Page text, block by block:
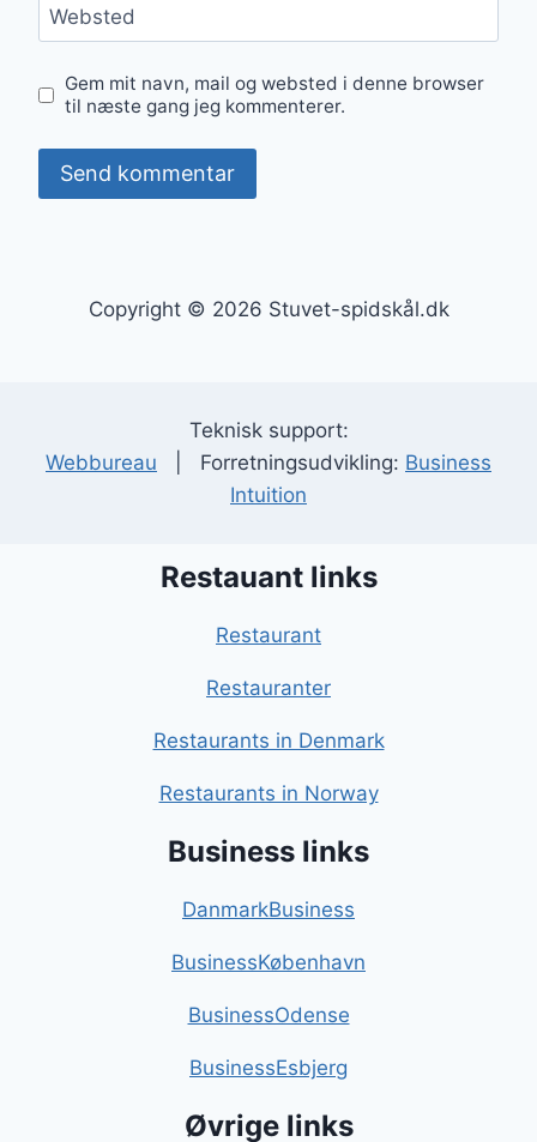
Websted
Gem mit navn, mail og websted i denne browser
til næste gang jeg kommenterer.
Copyright © 2026 Stuvet-spidskål.dk
Teknisk support:
Webbureau | Forretningsudvikling: Business
Intuition
Restauant links
Restaurant
Restauranter
Restaurants in Denmark
Restaurants in Norway
Business links
DanmarkBusiness
BusinessKøbenhavn
BusinessOdense
BusinessEsbjerg
Øvrige links